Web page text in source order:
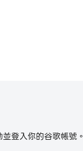
登入你的谷歌帳號。